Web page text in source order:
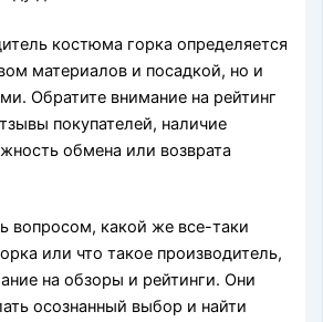
костюма горка определяется
материалов и посадкой, но и
Обратите внимание на рейтинг
покупателей, наличие
обмена или возврата
вопросом, какой же все-таки
или что такое производитель,
на обзоры и рейтинги. Они
осознанный выбор и найти